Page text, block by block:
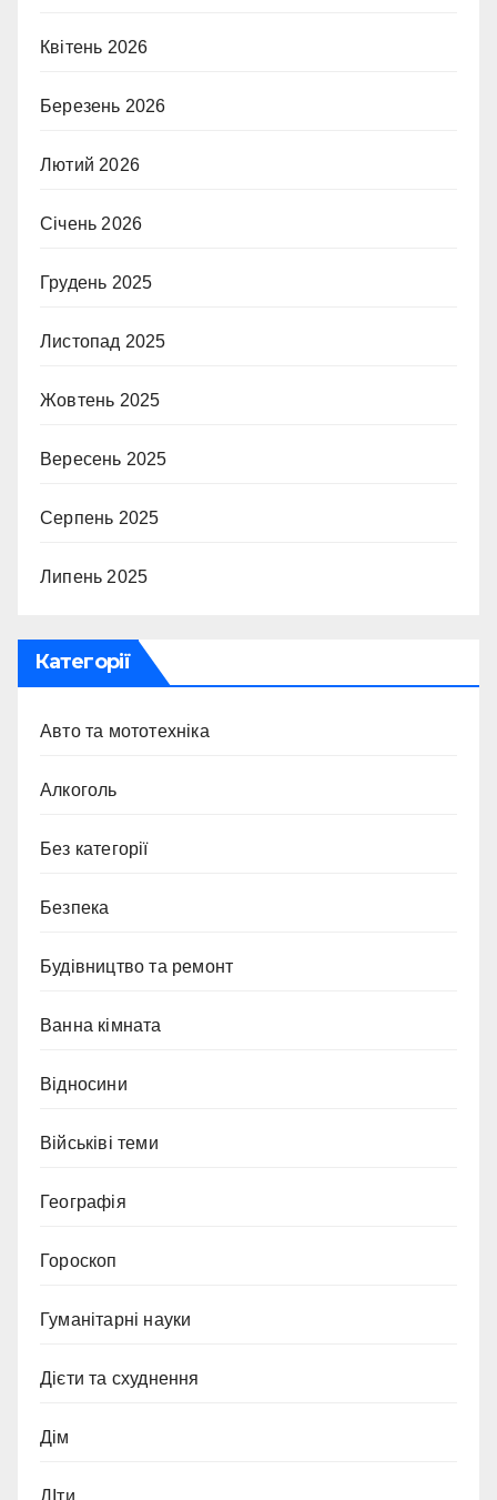
Квітень 2026
Березень 2026
Лютий 2026
Січень 2026
Грудень 2025
Листопад 2025
Жовтень 2025
Вересень 2025
Серпень 2025
Липень 2025
Категорії
Авто та мототехніка
Алкоголь
Без категорії
Безпека
Будівництво та ремонт
Ванна кімната
Відносини
Військіві теми
Географія
Гороскоп
Гуманітарні науки
Дієти та схуднення
Дім
ДІти